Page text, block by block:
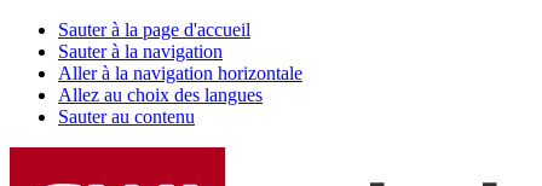
Sauter à la page d'accueil
Sauter à la navigation
Aller à la navigation horizontale
Allez au choix des langues
Sauter au contenu